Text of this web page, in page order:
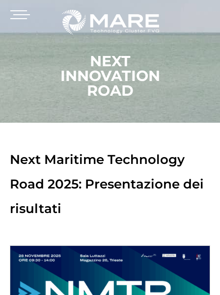
NEXT
INNOVATION
ROAD
Next Maritime Technology
Road 2025: Presentazione dei
risultati